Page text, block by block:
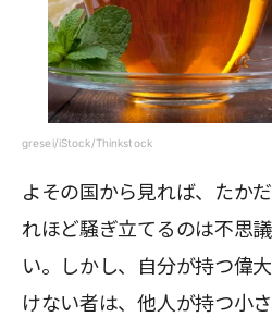
gresei/iStock/Thinkstock
よその国から見れば、たか
れほど騒ぎ立てるのは不思
い。しかし、自分が持つ偉
けない者は、他人が持つ小